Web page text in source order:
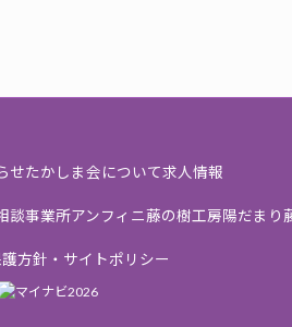
せたかしま会について求人情報
談事業所アンフィニ藤の樹工房陽だまり
方針・サイトポリシー